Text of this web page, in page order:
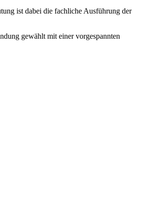
ist dabei die fachliche Ausführung der
gewählt mit einer vorgespannten